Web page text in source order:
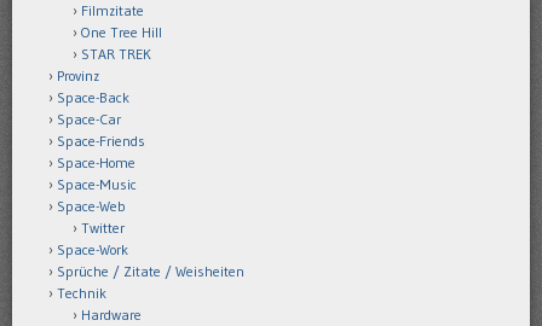
Filmzitate
One Tree Hill
STAR TREK
Provinz
Space-Back
Space-Car
Space-Friends
Space-Home
Space-Music
Space-Web
Twitter
Space-Work
Sprüche / Zitate / Weisheiten
Technik
Hardware